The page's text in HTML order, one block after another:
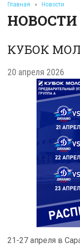
Главная » Новости
НОВОСТИ
КУБОК
20 апреля 2026
21-27 апреля в